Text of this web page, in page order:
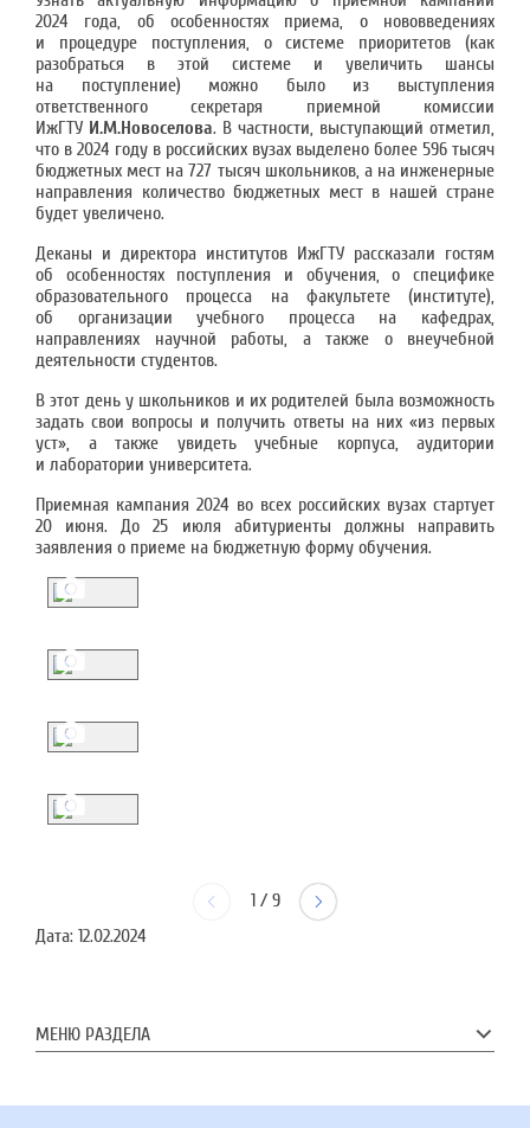
2024 года, об особенностях приема, о нововведениях
и процедуре поступления, о системе приоритетов (как
разобраться в этой системе и увеличить шансы
на поступление) можно было из выступления
ответственного секретаря приемной комиссии
ИжГТУ И.М.Новоселова. В частности, выступающий отметил,
что в 2024 году в российских вузах выделено более 596 тысяч
бюджетных мест на 727 тысяч школьников, а на инженерные
направления количество бюджетных мест в нашей стране
будет увеличено.
Деканы и директора институтов ИжГТУ рассказали гостям
об особенностях поступления и обучения, о специфике
образовательного процесса на факультете (институте),
об организации учебного процесса на кафедрах,
направлениях научной работы, а также о внеучебной
деятельности студентов.
В этот день у школьников и их родителей была возможность
задать свои вопросы и получить ответы на них «из первых
уст», а также увидеть учебные корпуса, аудитории
и лаборатории университета.
Приемная кампания 2024 во всех российских вузах стартует
20 июня. До 25 июля абитуриенты должны направить
заявления о приеме на бюджетную форму обучения.
1/ 9
Дата: 12.02.2024
МЕНЮ РАЗДЕЛА